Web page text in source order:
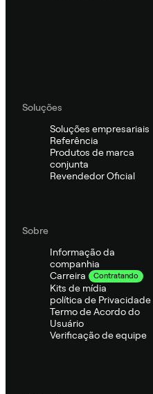
Soluções
Soluções empresariais
Referência
Produtos de marca
conjunta
Revendedor Oficial
Sobre
Informação da
companhia
Carreira
Contratando
Kits de mídia
política de Privacidade
Termo de Acordo do
Usuário
Verificação de equipe